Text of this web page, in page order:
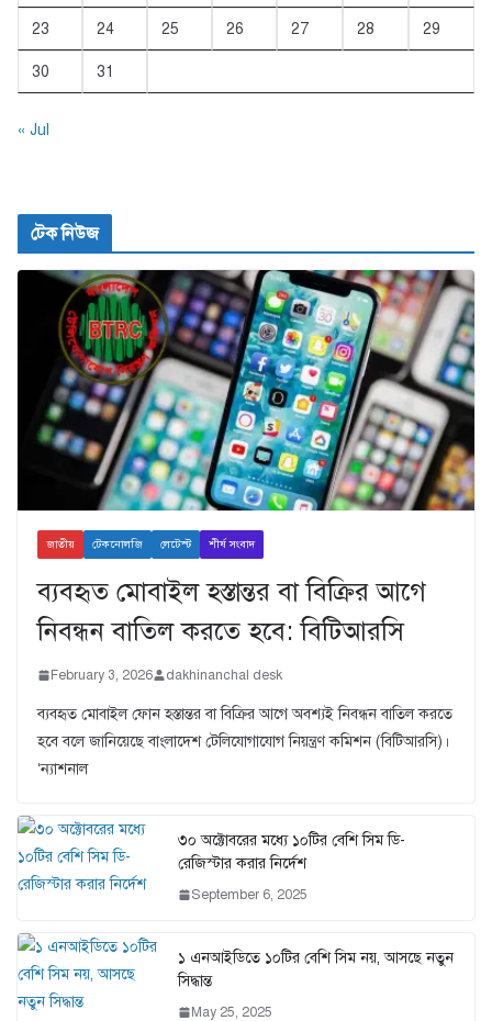
23 24 25 26 27 28 29
30 31
« Jul
টেক নিউজ
জাতীয় টেকনোলজি লেটেস্ট শীর্ষ সংবাদ
ব্যবহৃত মোবাইল হস্তান্তর বা বিক্রির আগে
নিবন্ধন বাতিল করতে হবে: বিটিআরসি
February 3, 2026 dakhinanchal desk
ব্যবহৃত মোবাইল ফোন হস্তান্তর বা বিক্রির আগে অবশ্যই নিবন্ধন বাতিল করতে
হবে বলে জানিয়েছে বাংলাদেশ টেলিযোগাযোগ নিয়ন্ত্রণ কমিশন (বিটিআরসি)।
‘ন্যাশনাল
৩০ অক্টোবরের মধ্যে ১০টির বেশি সিম ডি-
রেজিস্টার করার নির্দেশ
September 6, 2025
১ এনআইডিতে ১০টির বেশি সিম নয়, আসছে নতুন
সিদ্ধান্ত
May 25, 2025